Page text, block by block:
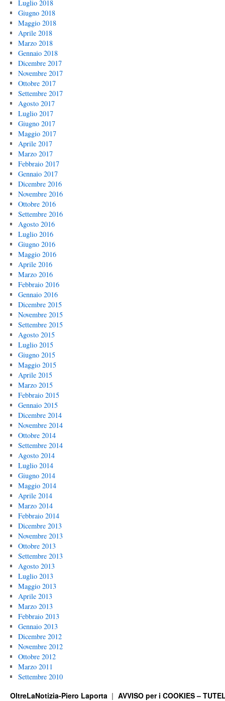
Luglio 2018
Giugno 2018
Maggio 2018
Aprile 2018
Marzo 2018
Gennaio 2018
Dicembre 2017
Novembre 2017
Ottobre 2017
Settembre 2017
Agosto 2017
Luglio 2017
Giugno 2017
Maggio 2017
Aprile 2017
Marzo 2017
Febbraio 2017
Gennaio 2017
Dicembre 2016
Novembre 2016
Ottobre 2016
Settembre 2016
Agosto 2016
Luglio 2016
Giugno 2016
Maggio 2016
Aprile 2016
Marzo 2016
Febbraio 2016
Gennaio 2016
Dicembre 2015
Novembre 2015
Settembre 2015
Agosto 2015
Luglio 2015
Giugno 2015
Maggio 2015
Aprile 2015
Marzo 2015
Febbraio 2015
Gennaio 2015
Dicembre 2014
Novembre 2014
Ottobre 2014
Settembre 2014
Agosto 2014
Luglio 2014
Giugno 2014
Maggio 2014
Aprile 2014
Marzo 2014
Febbraio 2014
Dicembre 2013
Novembre 2013
Ottobre 2013
Settembre 2013
Agosto 2013
Luglio 2013
Maggio 2013
Aprile 2013
Marzo 2013
Febbraio 2013
Gennaio 2013
Dicembre 2012
Novembre 2012
Ottobre 2012
Marzo 2011
Settembre 2010
OltreLaNotizia-Piero Laporta AVVISO per i COOKIES –